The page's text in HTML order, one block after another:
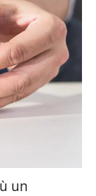
un